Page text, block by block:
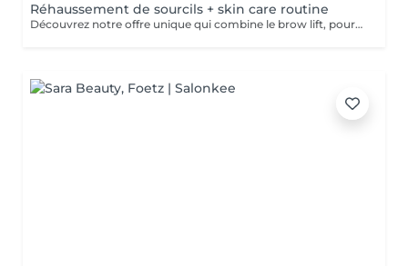
Réhaussement de sourcils + skin care routine
Découvrez notre offre unique qui combine le brow lift, pour des sourcils magnifiquement liftés, et notre routine de soins de la peau personnalisée. Pendant que vous profitez de l'effet transformateur du brow lift sur vos sourcils, notre équipe prendra soin de votre visage en effectuant un double nettoyage, une exfoliation douce, une infusion de sérum nourrissant et l'application d'un masque facial sur mesure. Vous bénéficiez ainsi d'une expérience complète de beauté et de détente, avec des sourcils parfaitement sculptés et une peau éclatante.